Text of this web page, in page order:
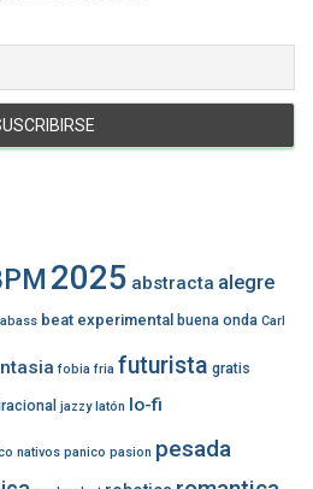
2025 abstracta alegre
beat experimental buena onda Carl
fobia fria futurista gratis
jazzy latón lo-fi
nativos panico pasion pesada